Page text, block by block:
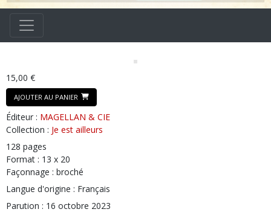
15,00 €
AJOUTER AU PANIER
Éditeur : MAGELLAN & CIE
Collection : Je est ailleurs
128 pages
Format : 13 x 20
Façonnage : broché
Langue d'origine : Français
Parution : 16 octobre 2023